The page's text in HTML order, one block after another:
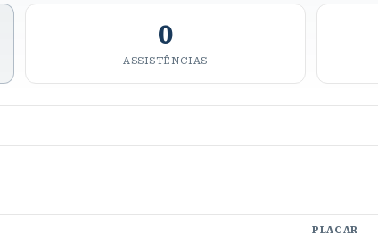
0
ASSISTÊNCIAS
PLACAR